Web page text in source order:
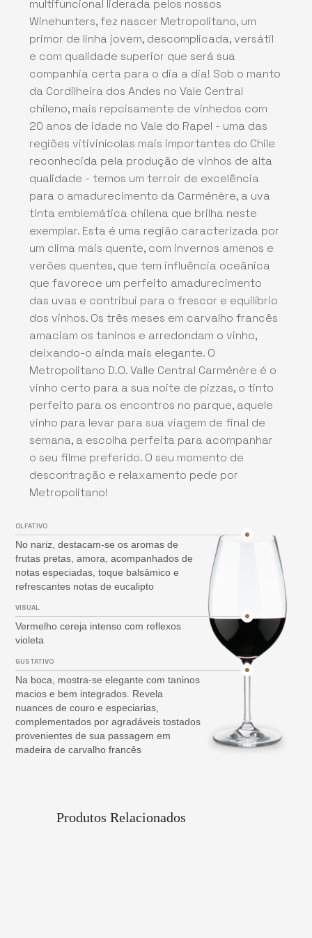
multifuncional liderada pelos nossos
Winehunters, fez nascer Metropolitano, um
primor de linha jovem, descomplicada, versátil
e com qualidade superior que será sua
companhia certa para o dia a dia! Sob o manto
da Cordilheira dos Andes no Vale Central
chileno, mais repcisamente de vinhedos com
20 anos de idade no Vale do Rapel - uma das
regiões vitivinícolas mais importantes do Chile
reconhecida pela produção de vinhos de alta
qualidade - temos um terroir de excelência
para o amadurecimento da Carménère, a uva
tinta emblemática chilena que brilha neste
exemplar. Esta é uma região caracterizada por
um clima mais quente, com invernos amenos e
verões quentes, que tem influência oceânica
que favorece um perfeito amadurecimento
das uvas e contribui para o frescor e equilíbrio
dos vinhos. Os três meses em carvalho francês
amaciam os taninos e arredondam o vinho,
deixando-o ainda mais elegante. O
Metropolitano D.O. Valle Central Carménère é o
vinho certo para a sua noite de pizzas, o tinto
perfeito para os encontros no parque, aquele
vinho para levar para sua viagem de final de
semana, a escolha perfeita para acompanhar
o seu filme preferido. O seu momento de
descontração e relaxamento pede por
Metropolitano!
OLFATIVO
No nariz, destacam-se os aromas de
frutas pretas, amora, acompanhados de
notas especiadas, toque balsâmico e
refrescantes notas de eucalipto
VISUAL
Vermelho cereja intenso com reflexos
violeta
GUSTATIVO
Na boca, mostra-se elegante com taninos
macios e bem integrados. Revela
nuances de couro e especiarias,
complementados por agradáveis tostados
provenientes de sua passagem em
madeira de carvalho francês
Produtos Relacionados